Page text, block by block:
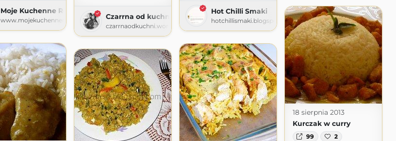
Hot Chilli Smaki
hotchillismaki.blogspot.com
Moje Kuchenne Rewelacje
www.mojekuchennerewelacje.pl Czarrna od kuchni
czarrnaodkuchni.wordpress.com
18 sierpnia 2013
Kurczak w curry
99 2